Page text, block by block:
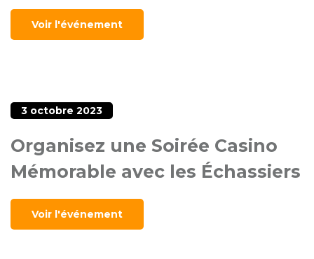
Voir l'événement
3 octobre 2023
Organisez une Soirée Casino
Mémorable avec les Échassiers
Voir l'événement